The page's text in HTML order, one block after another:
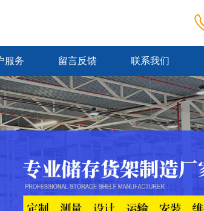
服务 留言反馈 联系我们